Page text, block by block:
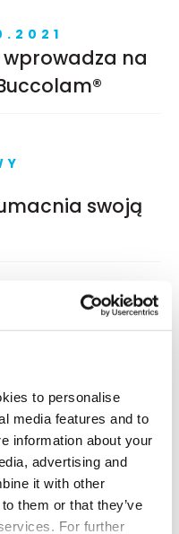
to personalise
media features and to
information about your
advertising and
it with other
them or that they’ve
For further
na
swoją
w 27.
Psychiatrii